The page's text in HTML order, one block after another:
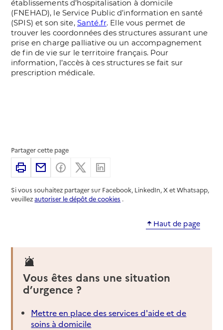
Partager cette page
ImprimerPartager par email
Partager sur Facebook
Partager sur X
Si vous souhaitez partager sur Facebook, LinkedIn, X et Whatsapp,
veuillezautoriser le dépôt de cookies .
Haut de page
Vous êtes dans une situation
d’urgence ?
Mettre en place des services d'aide et de
soins à domicile